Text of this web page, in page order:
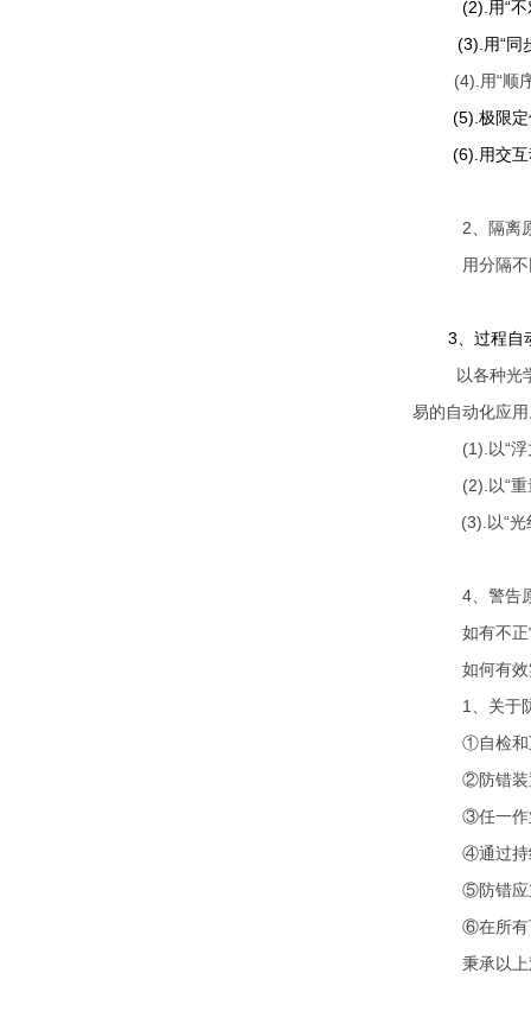
(2). 用“
(3). 用“同
(4). 用“顺
(5). 极限
(6). 用交
2 、隔离
用分隔
3 、过程
以各种光
易的自动化应
(1). 以“
(2). 以“
(3). 以“
4 、警告
如有不
如何有
1
、关
①自检和
②防错装
③任一作
④通过持
⑤防错应
⑥在所有
秉承以